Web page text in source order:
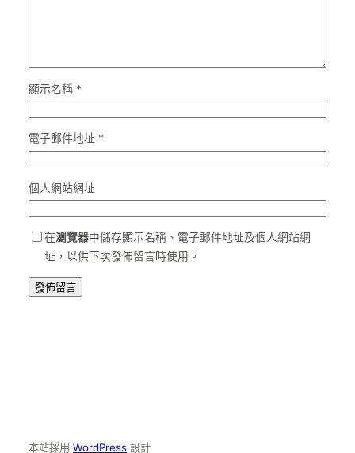
顯示名稱 *
電子郵件地址 *
個人網站網址
在瀏覽器中儲存顯示名稱、電子郵件地址及個人網站網
址，以供下次發佈留言時使用。
本站採用 WordPress 設計